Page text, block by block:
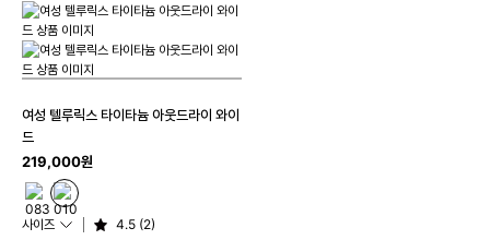
여성 텔루릭스 타이타늄 아웃드라이 와이
드
219,000원
사이즈 4.5 (2)